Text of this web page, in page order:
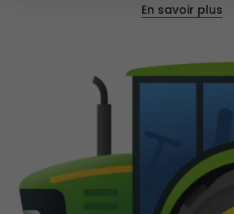
En savoir plus